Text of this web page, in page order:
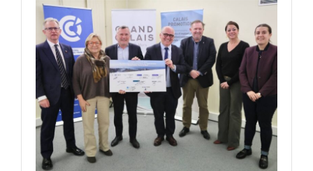
Nos missions
Notre fonctionnement
Nos entreprises partenaires
ACTUALITÉS